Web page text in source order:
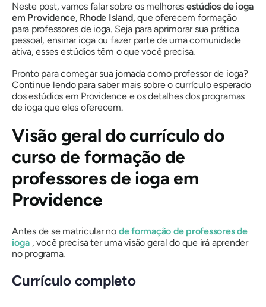
Neste post, vamos falar sobre os melhores estúdios de ioga
em Providence, Rhode Island,que oferecem formação
para professores de ioga. Seja para aprimorar sua prática
pessoal, ensinar ioga ou fazer parte de uma comunidade
ativa, esses estúdios têm o que você precisa.
Pronto para começar sua jornada como professor de ioga?
Continue lendo para saber mais sobre o currículo esperado
dos estúdios em Providence e os detalhes dos programas
de ioga que eles oferecem.
Visão geral do currículo do
curso de formação de
professores de ioga em
Providence
Antes de se matricular no de formação de professores de
ioga , você precisa ter uma visão geral do que irá aprender
no programa.
Currículo completo